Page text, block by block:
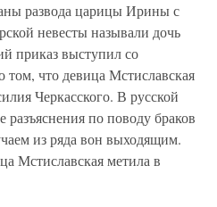
развода царицы Ирины с
невесты называли дочь
приказ выступил со
том, что девица Мстиславская
Черкасского. В русской
разъяснения по поводу браков
из ряда вон выходящим.
Мстиславская метила в